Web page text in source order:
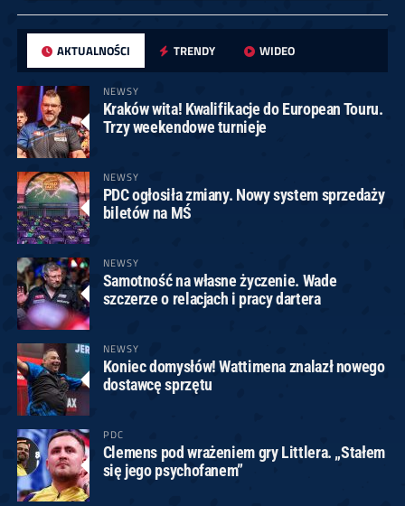
AKTUALNOŚCI TRENDY WIDEO
NEWSY
Kraków wita! Kwalifikacje do European Touru.
Trzy weekendowe turnieje
NEWSY
PDC ogłosiła zmiany. Nowy system sprzedaży
biletów na MŚ
NEWSY
Samotność na własne życzenie. Wade
szczerze o relacjach i pracy dartera
NEWSY
Koniec domysłów! Wattimena znalazł nowego
dostawcę sprzętu
PDC
Clemens pod wrażeniem gry Littlera. „Stałem
się jego psychofanem”